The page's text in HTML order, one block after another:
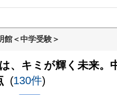
＜中学受験＞
、キミが輝く未来。
(130件)